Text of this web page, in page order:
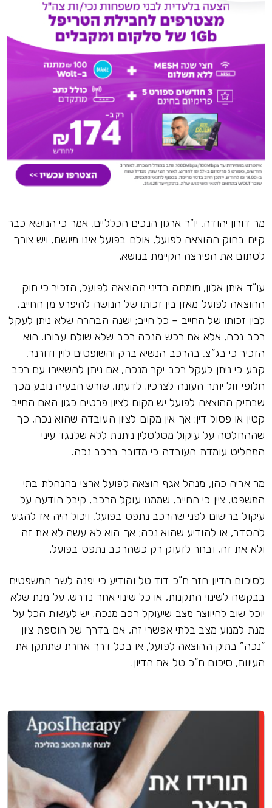
מר דורון יהודה, יו”ר ארגון הנכים הכלליים, אמר כי הנושא כבר
קיים בחוק ההוצאה לפועל, אולם בפועל אינו מיושם, ויש צורך
לסתום את הפירצה הקיימת בנושא.
עו”ד איתן אלון, מומחה בדיני ההוצאה לפועל, הזכיר כי חוק
ההוצאה לפועל מאזן בין זכותו של הנושה להיפרע מן החייב,
לבין זכותו של החייב – כל חייב; ישנה הבהרה שלא ניתן לעקל
רכב נכה, אלא אם רכש הנכה רכב שלא שולם עבורו. הוא
הזכיר כי בג”צ, בהרכב הנשיא ברק והשופטים לוין ודורנר,
קבע כי ניתן לעקל רכב יקר מנכה, אם ניתן להשאירו עם רכב
חלופי זול יותר העונה לצרכיו. לדעתו, שורש הבעיה נובע מכך
שבתיק ההוצאה לפועל יש מקום לציון פרטים כגון האם החייב
קטין או פסול דין; אך אין מקום לציון העובדה שהוא נכה, כך
שההחלטה על עיקול מטלטלין ניתנת ללא שלנגד עיני
המחליט עומדת העובדה כי מדובר ברכב נכה.
מר אריה כהן, מנהל אגף הוצאה לפועל ארצי בהנהלת בתי
המשפט, ציין כי החייב, שממנו עוקל הרכב, קיבל הודעה על
עיקול ברישום לפני שהרכב נתפס בפועל, ויכול היה אז להגיע
להסדר, או להודיע שהוא נכה; אך הוא לא עשה לא את זה
ולא את זה, ובחר לזעוק רק כשהרכב נתפס בפועל.
לסיכום הדיון חזר ח”כ דוד טל והודיע כי יפנה לשר המשפטים
בבקשה לשינוי התקנות, או כל שינוי אחר נדרש, על מנת שלא
יוכל שוב להיווצר מצב שיעוקל רכב מנכה. יש לעשות הכל על
מנת למנוע מצב בלתי אפשרי זה, אם בדרך של הוספת ציון
”נכה” בתיק ההוצאה לפועל, או בכל דרך אחרת שתתקן את
העיוות, סיכום ח”כ טל את הדיון.